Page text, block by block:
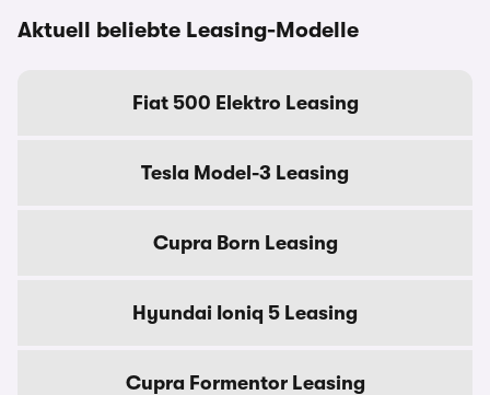
Aktuell beliebte Leasing-Modelle
Fiat 500 Elektro Leasing
Tesla Model-3 Leasing
Cupra Born Leasing
Hyundai Ioniq 5 Leasing
Cupra Formentor Leasing